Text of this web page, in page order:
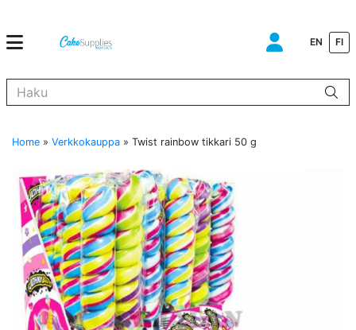
EN FI
Home » Verkkokauppa » Twist rainbow tikkari 50 g